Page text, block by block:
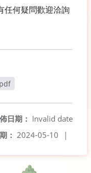
任何疑問歡迎洽詢
日期： Invalid date
： 2024-05-10 |